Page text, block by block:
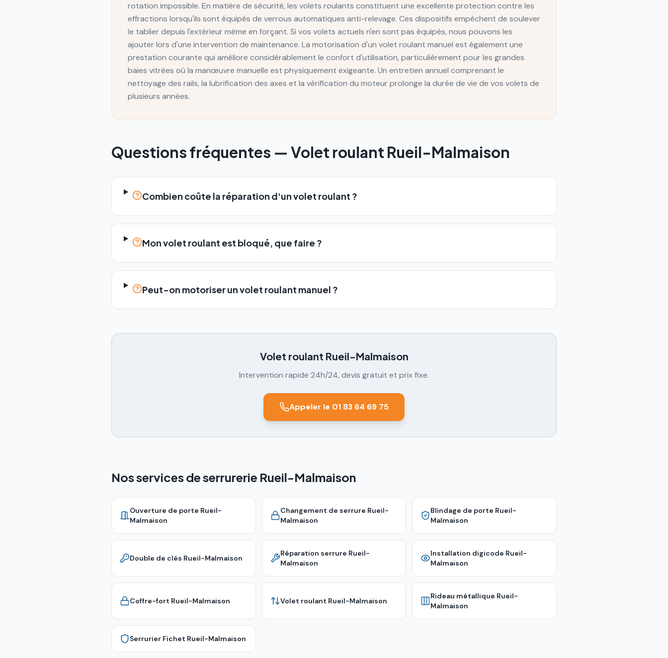
rotation impossible. En matière de sécurité, les volets roulants constituent une excellente protection contre les
effractions lorsqu'ils sont équipés de verrous automatiques anti-relevage. Ces dispositifs empêchent de soulever
le tablier depuis l'extérieur même en forçant. Si vos volets actuels n'en sont pas équipés, nous pouvons les
ajouter lors d'une intervention de maintenance. La motorisation d'un volet roulant manuel est également une
prestation courante qui améliore considérablement le confort d'utilisation, particulièrement pour les grandes
baies vitrées où la manœuvre manuelle est physiquement exigeante. Un entretien annuel comprenant le
nettoyage des rails, la lubrification des axes et la vérification du moteur prolonge la durée de vie de vos volets de
plusieurs années.
Questions fréquentes — Volet roulant Rueil-Malmaison
Combien coûte la réparation d'un volet roulant ?
Mon volet roulant est bloqué, que faire ?
Peut-on motoriser un volet roulant manuel ?
Volet roulant Rueil-Malmaison
Intervention rapide 24h/24, devis gratuit et prix fixe.
Appeler le 01 83 64 69 75
Nos services de serrurerie Rueil-Malmaison
Ouverture de porte Rueil-
Malmaison
Changement de serrure Rueil-
Malmaison
Blindage de porte Rueil-
Malmaison
Double de clés Rueil-Malmaison
Réparation serrure Rueil-
Malmaison
Installation digicode Rueil-
Malmaison
Coffre-fort Rueil-Malmaison Volet roulant Rueil-Malmaison
Rideau métallique Rueil-
Malmaison
Serrurier Fichet Rueil-Malmaison